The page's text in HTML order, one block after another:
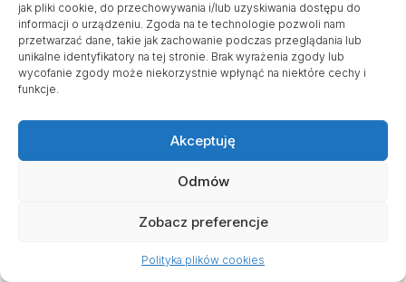
jak pliki cookie, do przechowywania i/lub uzyskiwania dostępu do
informacji o urządzeniu. Zgoda na te technologie pozwoli nam
przetwarzać dane, takie jak zachowanie podczas przeglądania lub
unikalne identyfikatory na tej stronie. Brak wyrażenia zgody lub
wycofanie zgody może niekorzystnie wpłynąć na niektóre cechy i
funkcje.
Akceptuję
Odmów
Zobacz preferencje
Polityka plików cookies
sprawozdawczości (publikacja raportów merytorycznych,
nawet przy UEPiK). Zrozumienie i wdrożenie omówionych
standardów nie tylko zabezpiecza organizację przed
ryzykiem prawnym, ale przede wszystkim buduje kapitał
zaufania społecznego, bez którego misja trzeciego sektora
nie może być skutecznie realizowana.
Aspekty marketingowe i
wizerunkowe
artykuł, który opowie Ci jak powinna wyglądać strona
NGO w aspekcie typowo marketingowym i